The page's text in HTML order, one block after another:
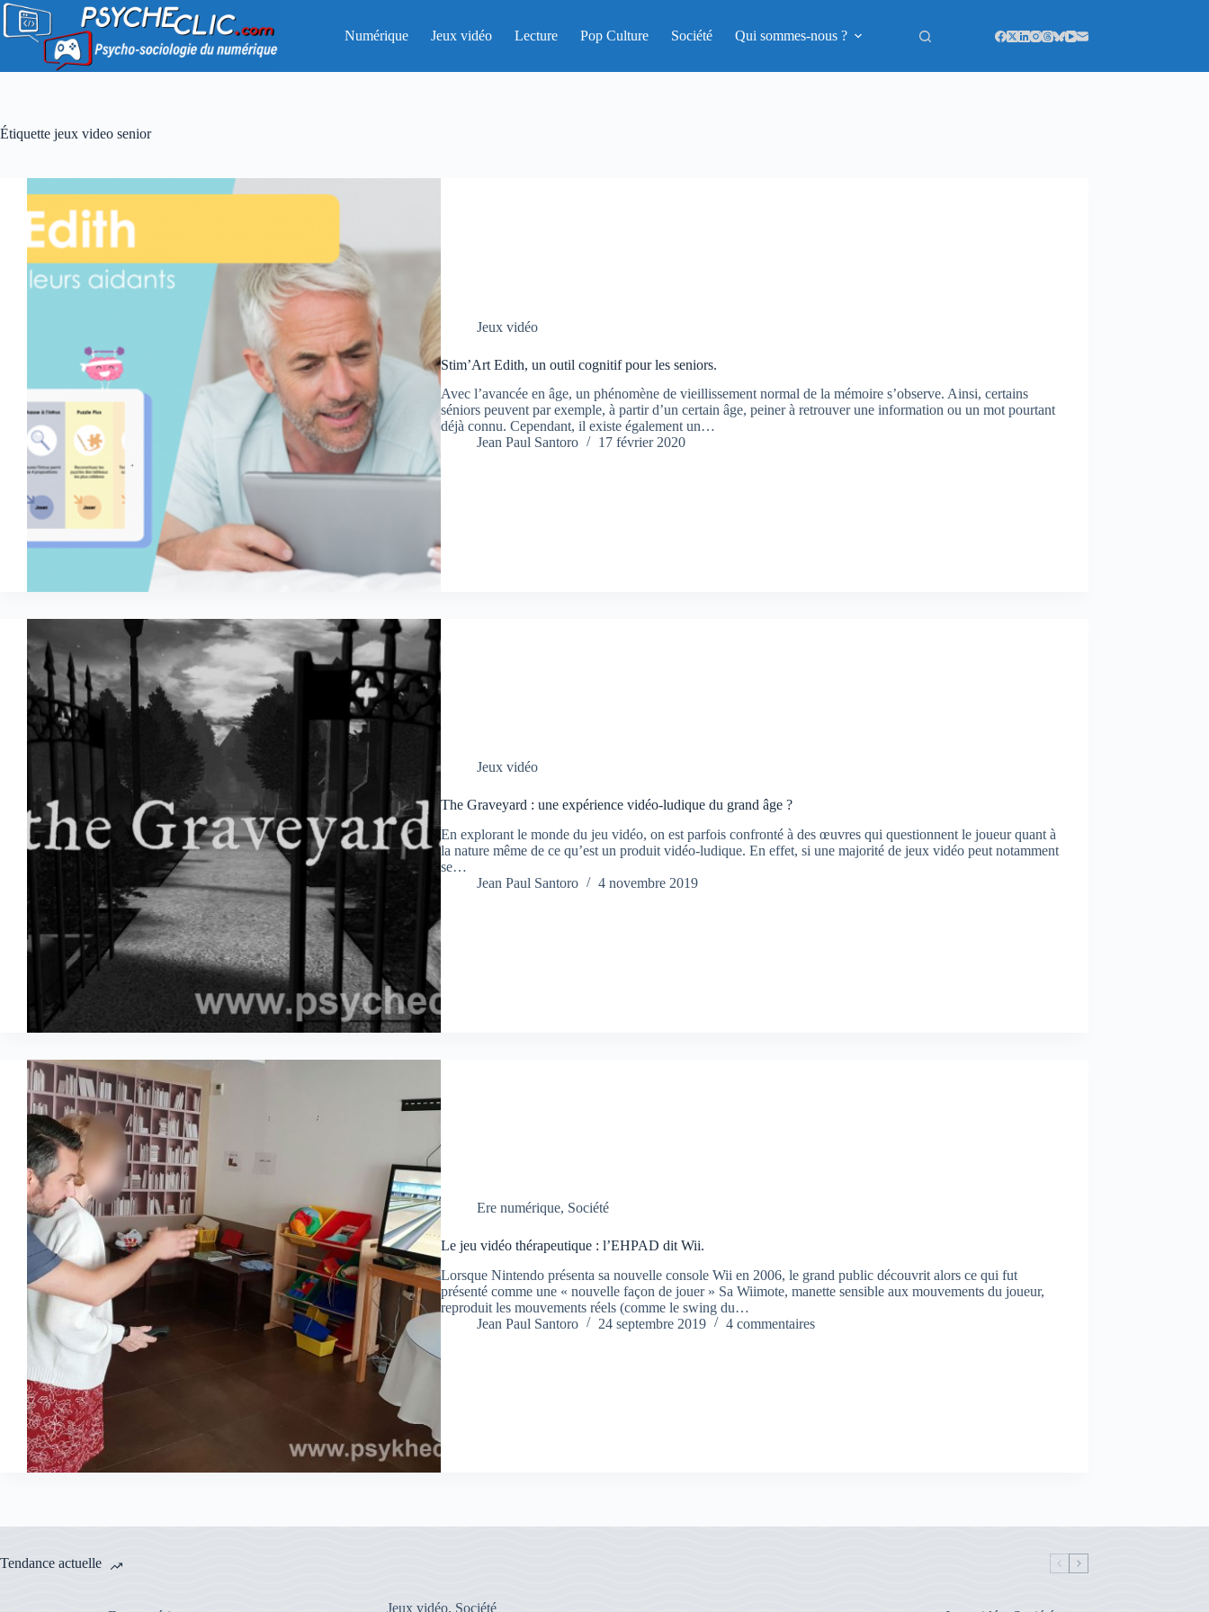
Passer
contenu
Numérique Jeux vidéo Lecture Pop Culture Société Qui sommes-nous ?
Étiquette jeux video senior
Jeux vidéo
Stim’Art Edith, un outil cognitif pour les seniors.
Avec l’avancée en âge, un phénomène de vieillissement normal de la mémoire s’observe. Ainsi, certains
séniors peuvent par exemple, à partir d’un certain âge, peiner à retrouver une information ou un mot pourtant
déjà connu. Cependant, il existe également un…
Jean Paul Santoro
17 février 2020
Jeux vidéo
The Graveyard : une expérience vidéo-ludique du grand âge ?
En explorant le monde du jeu vidéo, on est parfois confronté à des œuvres qui questionnent le joueur quant à
la nature même de ce qu’est un produit vidéo-ludique. En effet, si une majorité de jeux vidéo peut notamment
se…
Jean Paul Santoro
4 novembre 2019
Ere numérique, Société
Le jeu vidéo thérapeutique : l’EHPAD dit Wii.
Lorsque Nintendo présenta sa nouvelle console Wii en 2006, le grand public découvrit alors ce qui fut
présenté comme une « nouvelle façon de jouer » Sa Wiimote, manette sensible aux mouvements du joueur,
reproduit les mouvements réels (comme le swing du…
Jean Paul Santoro
24 septembre 2019 4 commentaires
Tendance actuelle
Jeux vidéo, Société